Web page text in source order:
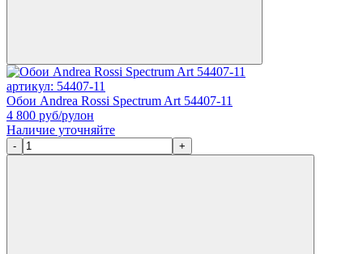
артикул: 54407-11
Обои Andrea Rossi Spectrum Art 54407-11
4 800 руб/рулон
Наличие уточняйте
- +